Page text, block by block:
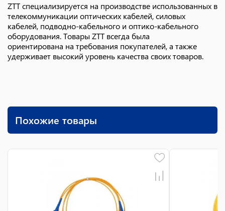
ZTT специализируется на производстве использованных в
телекоммуникации оптических кабелей, силовых
кабелей, подводно-кабельного и оптико-кабельного
оборудования. Товары ZTT всегда была
ориентирована на требования покупателей, а также
удерживает высокий уровень качества своих товаров.
Похожие товары